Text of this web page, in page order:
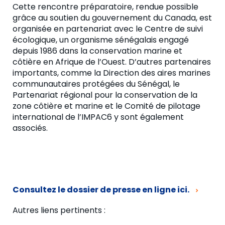
Cette rencontre préparatoire, rendue possible
grâce au soutien du gouvernement du Canada, est
organisée en partenariat avec le Centre de suivi
écologique, un organisme sénégalais engagé
depuis 1986 dans la conservation marine et
côtière en Afrique de l’Ouest. D’autres partenaires
importants, comme la Direction des aires marines
communautaires protégées du Sénégal, le
Partenariat régional pour la conservation de la
zone côtière et marine et le Comité de pilotage
international de l’IMPAC6 y sont également
associés.
Consultez le dossier de presse en ligne ici.
Autres liens pertinents :